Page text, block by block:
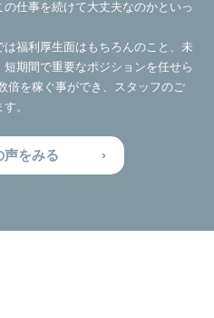
仕事を続けて大丈夫なのかといっ
福利厚生面はもちろんのこと、未
期間で重要なポジションを任せら
倍を稼ぐ事ができ、スタッフのご
。
声をみる ›